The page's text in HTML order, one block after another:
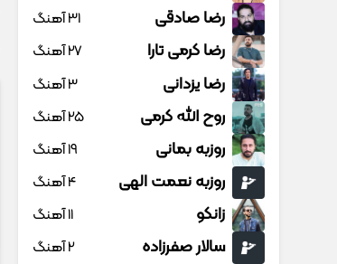
رضا صادقی 31 آهنگ
رضا کرمی تارا 27 آهنگ
رضا یزدانی 3 آهنگ
روح الله کرمی 25 آهنگ
روزبه بمانی 19 آهنگ
روزبه نعمت الهی 4 آهنگ
زانکو 11 آهنگ
سالار صفرزاده 2 آهنگ